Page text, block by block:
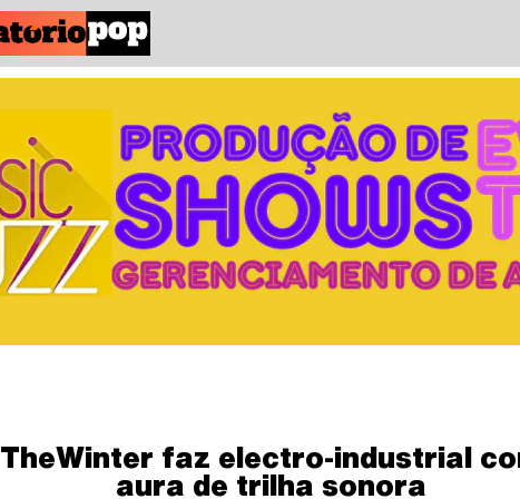
TheWinter faz electro-industrial
aura de trilha sonora